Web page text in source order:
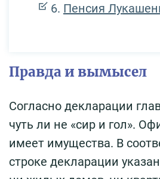
Пенсия
Правда и вымысел
Согласно декларации
чуть ли не «сир и гол».
имеет имущества. В
строке декларации